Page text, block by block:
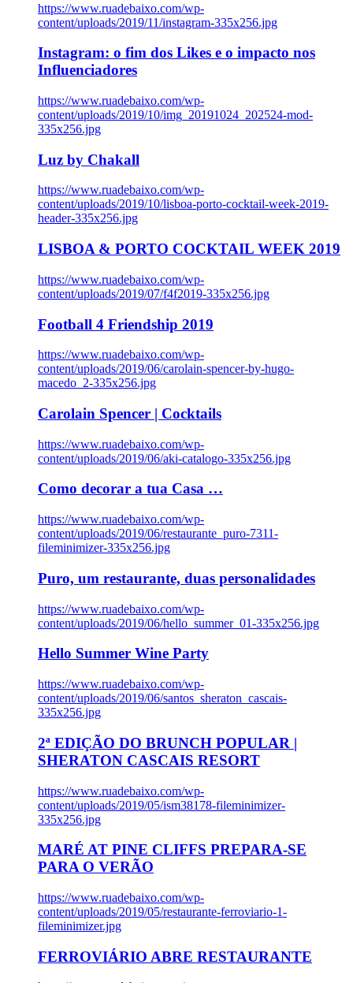
https://www.ruadebaixo.com/wp-
content/uploads/2019/11/instagram-335x256.jpg
Instagram: o fim dos Likes e o impacto nos
Influenciadores
https://www.ruadebaixo.com/wp-
content/uploads/2019/10/img_20191024_202524-mod-
335x256.jpg
Luz by Chakall
https://www.ruadebaixo.com/wp-
content/uploads/2019/10/lisboa-porto-cocktail-week-2019-
header-335x256.jpg
LISBOA & PORTO COCKTAIL WEEK 2019
https://www.ruadebaixo.com/wp-
content/uploads/2019/07/f4f2019-335x256.jpg
Football 4 Friendship 2019
https://www.ruadebaixo.com/wp-
content/uploads/2019/06/carolain-spencer-by-hugo-
macedo_2-335x256.jpg
Carolain Spencer | Cocktails
https://www.ruadebaixo.com/wp-
content/uploads/2019/06/aki-catalogo-335x256.jpg
Como decorar a tua Casa …
https://www.ruadebaixo.com/wp-
content/uploads/2019/06/restaurante_puro-7311-
fileminimizer-335x256.jpg
Puro, um restaurante, duas personalidades
https://www.ruadebaixo.com/wp-
content/uploads/2019/06/hello_summer_01-335x256.jpg
Hello Summer Wine Party
https://www.ruadebaixo.com/wp-
content/uploads/2019/06/santos_sheraton_cascais-
335x256.jpg
2ª EDIÇÃO DO BRUNCH POPULAR |
SHERATON CASCAIS RESORT
https://www.ruadebaixo.com/wp-
content/uploads/2019/05/ism38178-fileminimizer-
335x256.jpg
MARÉ AT PINE CLIFFS PREPARA-SE
PARA O VERÃO
https://www.ruadebaixo.com/wp-
content/uploads/2019/05/restaurante-ferroviario-1-
fileminimizer.jpg
FERROVIÁRIO ABRE RESTAURANTE